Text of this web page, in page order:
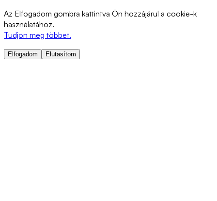
Az Elfogadom gombra kattintva Ön hozzájárul a cookie-k
használatához.
Tudjon meg többet.
Elfogadom Elutasítom